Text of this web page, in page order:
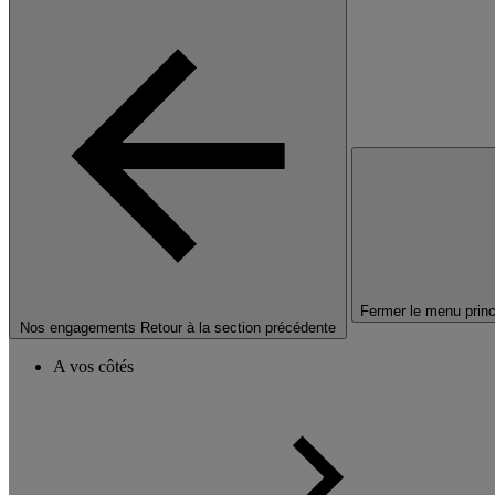
Nos engagements Retour à la section précédente
Fermer le menu
A vos côtés